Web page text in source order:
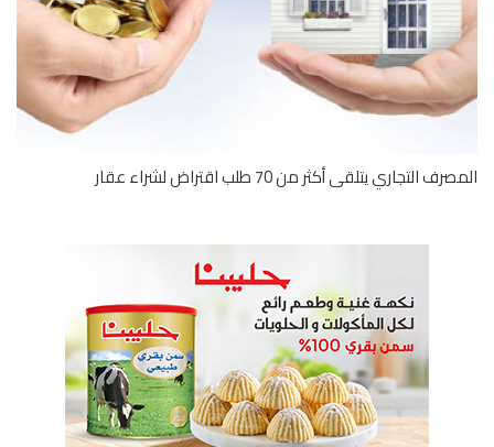
التجاري يتلقى أكثر من 70 طلب اقتراض لشراء عقار